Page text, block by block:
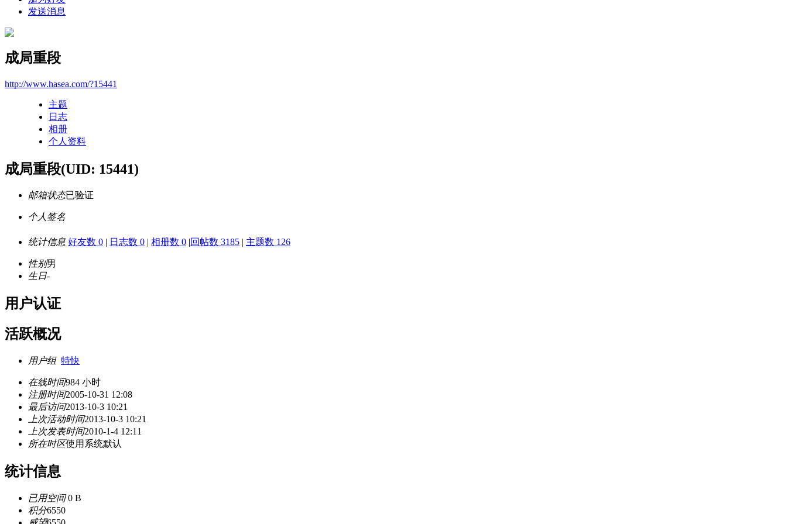
发送消息
成局重段
http://www.hasea.com/?15441
主题
日志
相册
个人资料
成局重段(UID: 15441)
邮箱状态已验证
个人签名
统计信息 好友数 0 | 日志数 0 | 相册数 0 |回帖数 3185 | 主题数 126
性别男
生日-
用户认证
活跃概况
用户组 特快
在线时间984 小时
注册时间2005-10-31 12:08
最后访问2013-10-3 10:21
上次活动时间2013-10-3 10:21
上次发表时间2010-1-4 12:11
所在时区使用系统默认
统计信息
已用空间0 B
积分6550